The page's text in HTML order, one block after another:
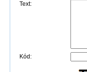
Text:
Kód: